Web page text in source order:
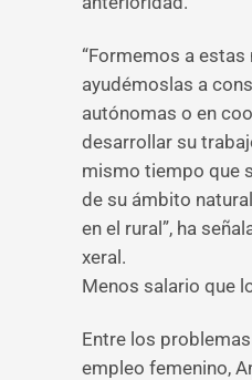
“Formemos a estas
ayudémoslas a
autónomas o en
desarrollar su
mismo tiempo que
de su ámbito
en el rural”, ha
xeral.
Menos salario que
Entre los
empleo femenino,